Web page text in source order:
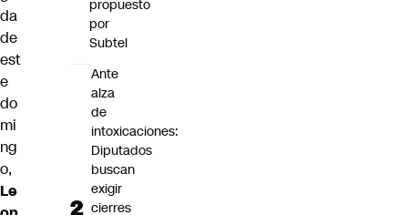
da
de
est
e
do
mi
ng
o,
Le
propuesto
por
Subtel
Ante
alza
de
intoxicaciones:
Diputados
buscan
exigir
cierres